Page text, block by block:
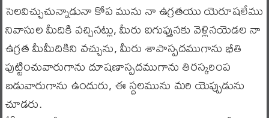
సెలవిచ్చుచున్నాడునా కోప మును నా ఉగ్రతయు యెరూషలేము
నివాసుల మీదికి వచ్చినట్లు, మీరు ఐగుప్తునకు వెళ్లినయెడల నా
ఉగ్రత మీమీదికిని వచ్చును, మీరు శాపాస్పదముగాను భీతి
పుట్టించువారుగాను దూషణాస్పదముగాను తిరస్కరింప
బడువారుగాను ఉందురు, ఈ స్థలమును మరి యెప్పుడును
చూడరు.